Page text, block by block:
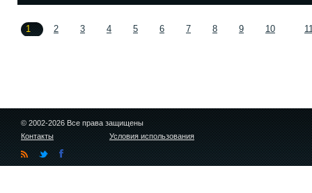
1 2 3 4 5 6 7 8 9 10
© 2002-2026 Все права защищены
Контакты
Условия использования